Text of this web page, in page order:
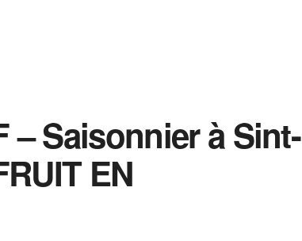
– Saisonnier à Sint-
EN